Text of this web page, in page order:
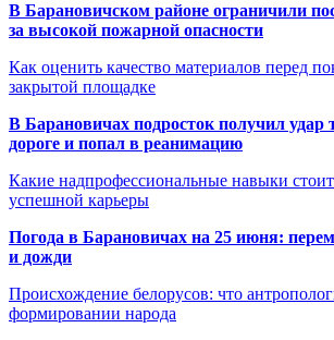
В Барановичском районе ограничили
за высокой пожарной опасности
Как оценить качество материалов перед
закрытой площадке
В Барановичах подросток получил удар
дороге и попал в реанимацию
Какие надпрофессиональные навыки стоит
успешной карьеры
Погода в Барановичах на 25 июня:
и дожди
Происхождение белорусов: что
формировании народа